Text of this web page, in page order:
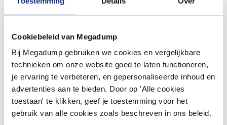
Cookiebeleid van Megadump
Bij Megadump gebruiken we cookies en vergelijkbare
technieken om onze website goed te laten functioneren,
je ervaring te verbeteren, en gepersonaliseerde inhoud en
advertenties aan te bieden. Door op 'Alle cookies
toestaan' te klikken, geef je toestemming voor het
gebruik van alle cookies zoals beschreven in ons beleid.
#mijndroombadkamer
Wij geloven in de kracht van delen. Deel jouw
en tag @megadumpnl. Samen bouwen we een
inspirerende omgeving vol met unieke
badkamerstijlen. Doe je mee?